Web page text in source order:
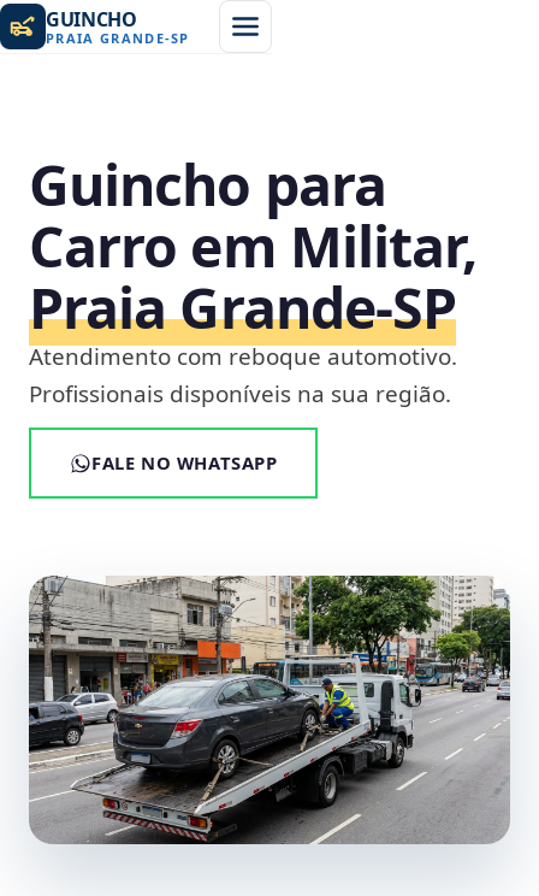
GUINCHO
PRAIA GRANDE-SP
Guincho para
Carro em Militar,
Praia Grande‑SP
Atendimento com reboque automotivo.
Profissionais disponíveis na sua região.
FALE NO WHATSAPP